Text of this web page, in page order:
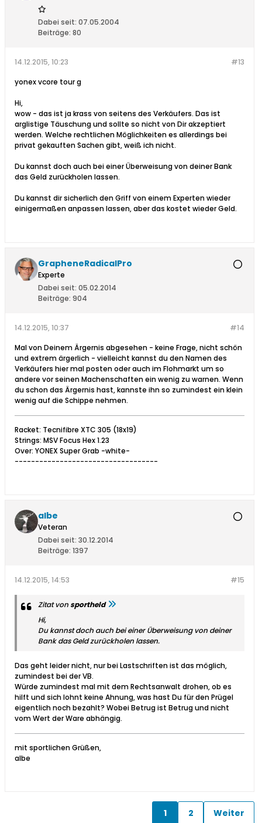
Dabei seit: 07.05.2004
Beiträge: 80
#13
14.12.2015, 10:23
yonex vcore tour g
Hi,
wow - das ist ja krass von seitens des Verkäufers. Das ist
arglistige Täuschung und sollte so nicht von Dir akzeptiert
werden. Welche rechtlichen Möglichkeiten es allerdings bei
privat gekauften Sachen gibt, weiß ich nicht.
Du kannst doch auch bei einer Überweisung von deiner Bank
das Geld zurückholen lassen.
Du kannst dir sicherlich den Griff von einem Experten wieder
einigermaßen anpassen lassen, aber das kostet wieder Geld.
GrapheneRadicalPro
Experte
Dabei seit: 05.02.2014
Beiträge: 904
#14
14.12.2015, 10:37
Mal von Deinem Ärgernis abgesehen - keine Frage, nicht schön
und extrem ärgerlich - vielleicht kannst du den Namen des
Verkäufers hier mal posten oder auch im Flohmarkt um so
andere vor seinen Machenschaften ein wenig zu warnen. Wenn
du schon das Ärgernis hast, kannste ihn so zumindest ein klein
wenig auf die Schippe nehmen.
Racket: Tecnifibre XTC 305 (18x19)
Strings: MSV Focus Hex 1.23
Over: YONEX Super Grab -white-
-----------------------------------
albe
Veteran
Dabei seit: 30.12.2014
Beiträge: 1397
#15
14.12.2015, 14:53
Zitat von sportheld
Hi,
Du kannst doch auch bei einer Überweisung von deiner
Bank das Geld zurückholen lassen.
Das geht leider nicht, nur bei Lastschriften ist das möglich,
zumindest bei der VB.
Würde zumindest mal mit dem Rechtsanwalt drohen, ob es
hilft und sich lohnt keine Ahnung, was hast Du für den Prügel
eigentlich noch bezahlt? Wobei Betrug ist Betrug und nicht
vom Wert der Ware abhängig.
mit sportlichen Grüßen,
albe
1 2 Weiter